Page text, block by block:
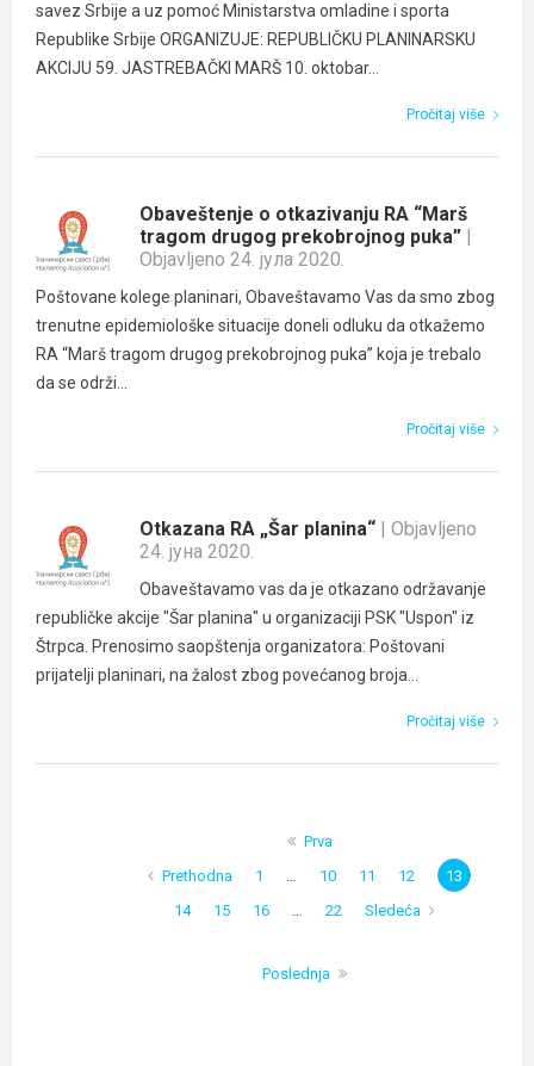
savez Srbije a uz pomoć Ministarstva omladine i sporta
Republike Srbije ORGANIZUJE: REPUBLIČKU PLANINARSKU
AKCIJU 59. JASTREBAČKI MARŠ 10. oktobar...
Pročitaj više
Obaveštenje o otkazivanju RA “Marš
tragom drugog prekobrojnog puka” |
Objavljeno 24. јула 2020.
Poštovane kolege planinari, Obaveštavamo Vas da smo zbog
trenutne epidemiološke situacije doneli odluku da otkažemo
RA “Marš tragom drugog prekobrojnog puka” koja je trebalo
da se održi...
Pročitaj više
Otkazana RA „Šar planina“ | Objavljeno
24. јуна 2020.
Obaveštavamo vas da je otkazano održavanje
republičke akcije "Šar planina" u organizaciji PSK "Uspon" iz
Štrpca. Prenosimo saopštenja organizatora: Poštovani
prijatelji planinari, na žalost zbog povećanog broja...
Pročitaj više
Prva
Prethodna
1 … 10 11 12
13
14
15 16 … 22 Sledeća
Poslednja